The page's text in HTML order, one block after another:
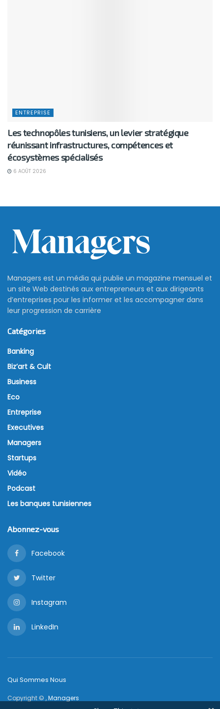
ENTREPRISE
Les technopôles tunisiens, un levier stratégique
réunissant infrastructures, compétences et
écosystèmes spécialisés
6 AOÛT 2026
Managers est un média qui publie un magazine mensuel et
un site Web destinés aux entrepreneurs et aux dirigeants
d’entreprises pour les informer et les accompagner dans
leur progression de carrière
Catégories
Banking
Biz’art & Cult
Business
Eco
Entreprise
Executives
Managers
Startups
Vidéo
Podcast
Les banques tunisiennes
Abonnez-vous
Facebook
Twitter
Instagram
LinkedIn
Qui Sommes Nous
Copyright © ,Managers